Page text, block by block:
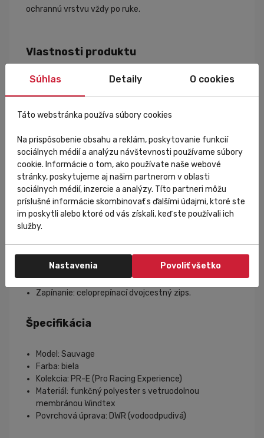
ochrannú vrstvu vždy po ruke.
Vlastnosti produktu
Vetruodolná membrána Windtex chráni pred
studeným vetrom.
slabému dažďu.
jazdy.
Ultraľahká konštrukcia nezaťažuje počas výkonu.
výborne zbaliteľná – zmestí sa do vrecka
cyklistického dresu.
Dvojcestný zips umožňuje jednoduchú reguláciu
ventilácie.
Reflexné prvky zvyšujú bezpečnosť pri zníženej
viditeľnosti.
Športový dámsky strih zabezpečuje pohodlné
usadenie na tele.
Bezpečnostné prvky: reflexné detaily.
Odporúčaný teplotný rozsah: približne 10 – 25 °C.
Zapínanie: celoprepínací dvojcestný zips.
Špecifikácia
Model: Sauvage
Farba: biela
Kolekcia: PR-E (Pro Racing Experience)
Materiál: funkčný polyester s vetruodolnou
membránou Windtex
Povrchová úprava: DWR (vodoodpudivá)
Súhlas Detaily O cookies
Táto webstránka používa súbory cookies
Na prispôsobenie obsahu a reklám, poskytovanie funkcií
sociálnych médií a analýzu návštevnosti používame súbory
cookie. Informácie o tom, ako používate naše webové
stránky, poskytujeme aj našim partnerom v oblasti
sociálnych médií, inzercie a analýzy. Títo partneri môžu
príslušné informácie skombinovať s ďalšími údajmi, ktoré ste
im poskytli alebo ktoré od vás získali, keď ste používali ich
služby.
Nastavenia Povoliť všetko